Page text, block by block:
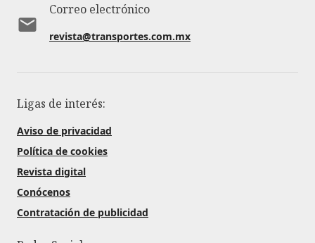
Correo electrónico
revista@transportes.com.mx
Ligas de interés:
Aviso de privacidad
Política de cookies
Revista digital
Conócenos
Contratación de publicidad